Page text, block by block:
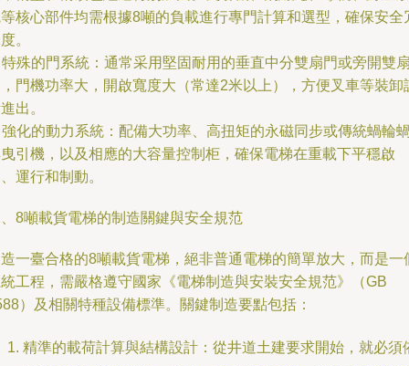
核心部件均需根據8噸的負載進行專門計算和選型，確保安全
。
殊的門系統：通常采用堅固耐用的垂直中分雙扇門或旁開雙
門機功率大，開啟寬度大（常達2米以上），方便叉車等裝卸
出。
化的動力系統：配備大功率、高扭矩的永磁同步或傳統蝸輪
引機，以及相應的大容量控制柜，確保電梯在重載下平穩啟
運行和制動。
8噸載貨電梯的制造關鍵與安全規范
一臺合格的8噸載貨電梯，絕非普通電梯的簡單放大，而是一
工程，需嚴格遵守國家《電梯制造與安裝安全規范》（GB
）及相關特種設備標準。關鍵制造要點包括：
精準的載荷計算與結構設計：從井道土建要求開始，就必須